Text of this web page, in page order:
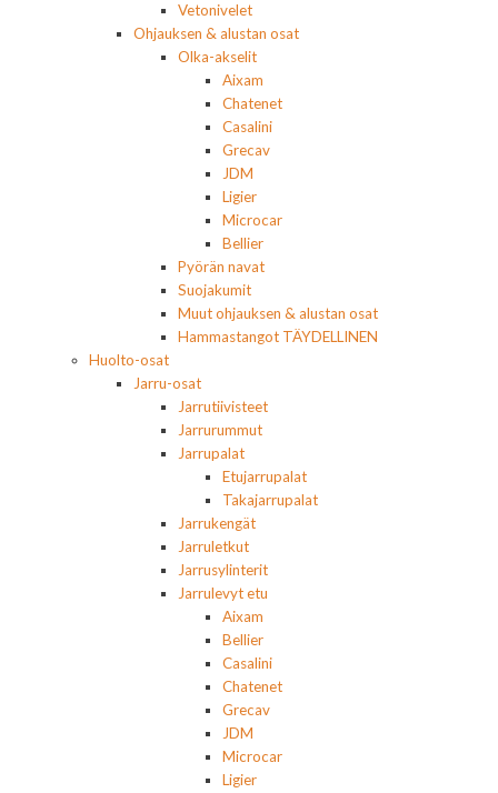
Vetonivelet
Ohjauksen & alustan osat
Olka-akselit
Aixam
Chatenet
Casalini
Grecav
JDM
Ligier
Microcar
Bellier
Pyörän navat
Suojakumit
Muut ohjauksen & alustan osat
Hammastangot TÄYDELLINEN
Huolto-osat
Jarru-osat
Jarrutiivisteet
Jarrurummut
Jarrupalat
Etujarrupalat
Takajarrupalat
Jarrukengät
Jarruletkut
Jarrusylinterit
Jarrulevyt etu
Aixam
Bellier
Casalini
Chatenet
Grecav
JDM
Microcar
Ligier